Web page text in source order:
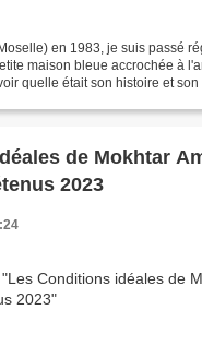
en 1983, je suis passé
maison bleue accrochée à
quelle était son histoire et
de Mokhtar
2023